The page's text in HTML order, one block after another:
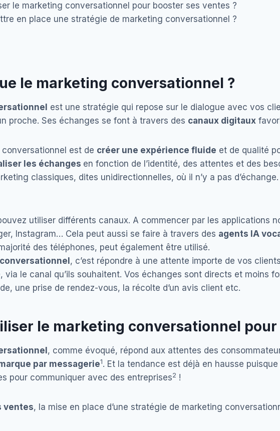
le marketing conversationnel pour booster ses ventes ?
en place une stratégie de marketing conversationnel ?
le marketing conversationnel ?
est une stratégie qui repose sur le dialogue avec vos
proche. Ses échanges se font à travers des canaux digitaux
est de créer une expérience fluide et de qualité
les échanges en fonction de l’identité, des attentes et des
classiques, dites unidirectionnelles, où il n’y a pas
utiliser différents canaux. A commencer par les applications
Instagram… Cela peut aussi se faire à travers des agents IA
des téléphones, peut également être utilisé.
, c’est répondre à une attente importe de vos
via le canal qu’ils souhaitent. Vos échanges sont directs et moins
une prise de rendez-vous, la récolte d’un avis client etc.
le marketing conversationnel pour
, comme évoqué, répond aux attentes des
par messagerie1. Et la tendance est déjà en hausse
pour communiquer avec des entreprises2 !
ventes, la mise en place d’une stratégie de marketing